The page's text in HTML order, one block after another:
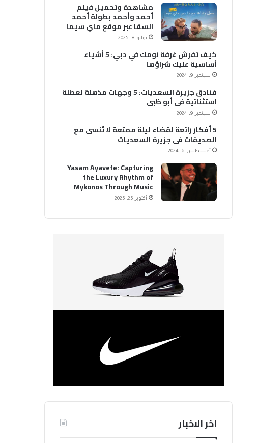
مشاهدة وتحميل فيلم
أحمد وأحمد بطولة أحمد
السقا عبر موقع ماي سيما
MyCima (وي سيما WeCima)
يوليو 8, 2025
كيف تفرش غرفة نومك في دبي: 5 أشياء
أساسية عليك شراؤها
سبتمبر 9, 2024
فنادق جزيرة السعديات: 5 وجهات مذهلة لعطلة
استثنائية في أبو ظبي
سبتمبر 9, 2024
5 أفكار رائعة لقضاء ليلة ممتعة لا تُنسى مع
الصديقات في جزيرة السعديات
أغسطس 6, 2024
Yasam Ayavefe: Capturing
the Luxury Rhythm of
Mykonos Through Music
أكتوبر 25, 2025
اخر الاخبار